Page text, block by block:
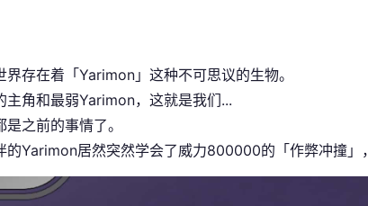
界存在着「Yarimon」这种不可思议的生物。
主角和最弱Yarimon，这就是我们...
是之前的事情了。
的Yarimon居然突然学会了威力800000的「作弊冲撞」，